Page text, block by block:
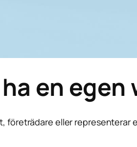
en egen
företrädare eller representerar